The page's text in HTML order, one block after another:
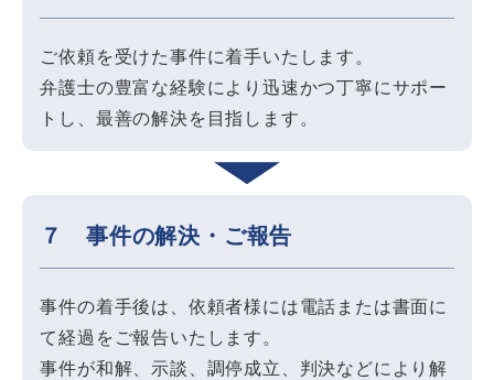
ご依頼を受けた事件に着手いたします。
弁護士の豊富な経験により迅速かつ丁寧にサポー
トし、最善の解決を目指します。
７ 事件の解決・ご報告
事件の着手後は、依頼者様には電話または書面に
て経過をご報告いたします。
事件が和解、示談、調停成立、判決などにより解